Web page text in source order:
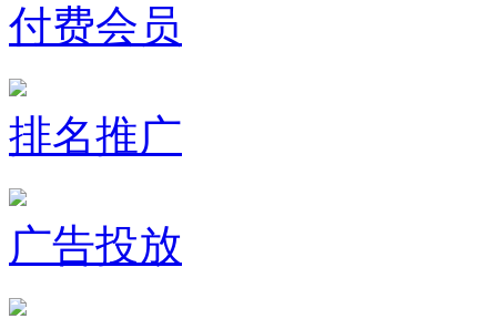
付费会员
排名推广
广告投放